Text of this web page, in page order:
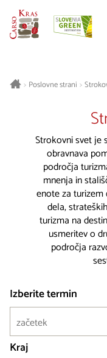
> Poslovne strani >
Strokovni svet je
obravnava
področja
mnenja in
enote za
dela,
turizma na
usmeritev o
področja
Izberite termin
Kraj